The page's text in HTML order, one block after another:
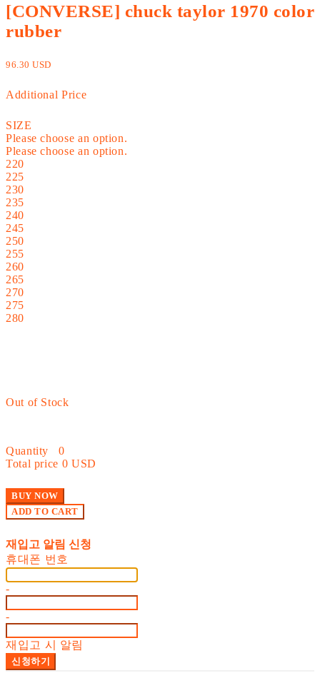
[CONVERSE] chuck taylor 1970 color
rubber
96.30 USD
Additional Price
SIZE
Please choose an option.
Please choose an option.
220
225
230
235
240
245
250
255
260
265
270
275
280
Out of Stock
Quantity
0
Total price 0 USD
BUY NOW
ADD TO CART
재입고 알림 신청
휴대폰 번호
-
-
재입고 시 알림
신청하기